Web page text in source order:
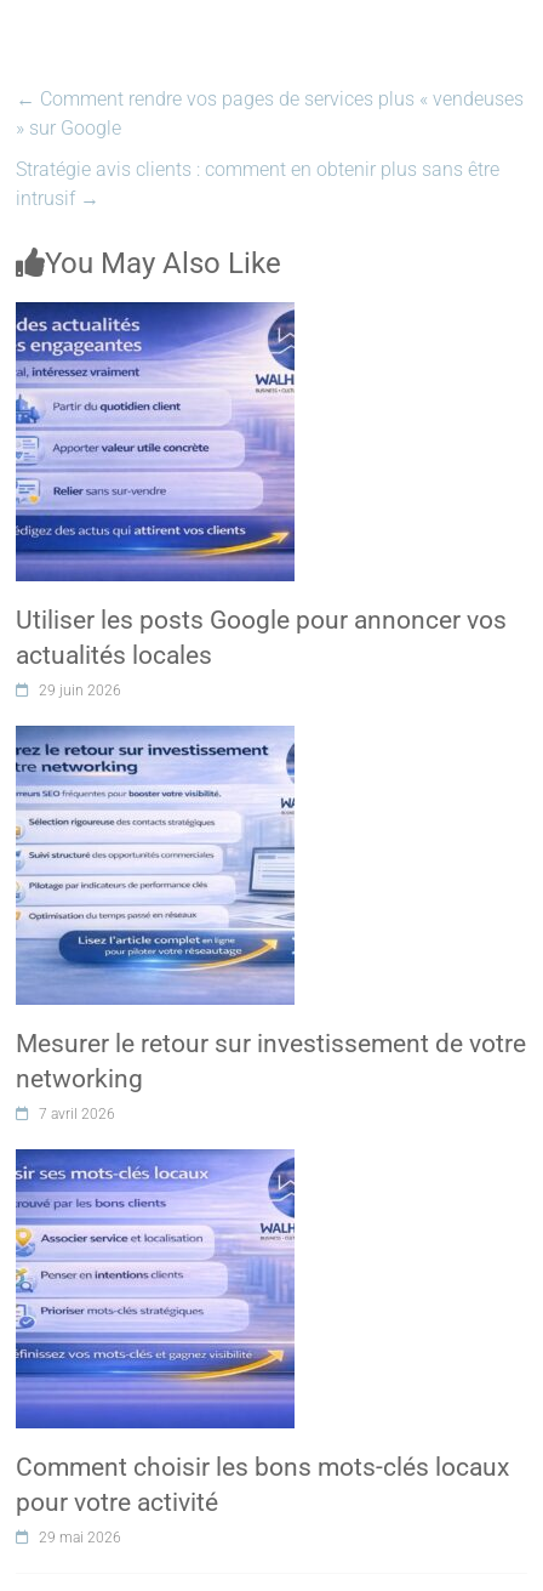
← Comment rendre vos pages de services plus « vendeuses
» sur Google
Stratégie avis clients : comment en obtenir plus sans être
intrusif →
You May Also Like
Utiliser les posts Google pour annoncer vos
actualités locales
29 juin 2026
Mesurer le retour sur investissement de votre
networking
7 avril 2026
Comment choisir les bons mots-clés locaux
pour votre activité
29 mai 2026